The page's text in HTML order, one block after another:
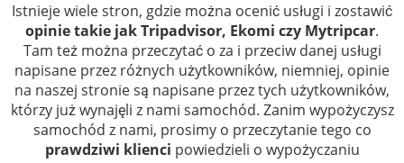
Istnieje wiele stron, gdzie można ocenić usługi i zostawić
opinie takie jak Tripadvisor, Ekomi czy Mytripcar.
Tam też można przeczytać o za i przeciw danej usługi
napisane przez różnych użytkowników, niemniej, opinie
na naszej stronie są napisane przez tych użytkowników,
którzy już wynajęli z nami samochód. Zanim wypożyczysz
samochód z nami, prosimy o przeczytanie tego co
prawdziwi klienci powiedzieli o wypożyczaniu